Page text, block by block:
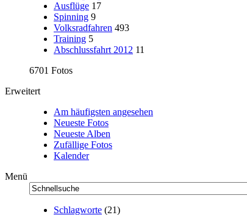
Ausflüge 17
Spinning 9
Volksradfahren 493
Training 5
Abschlussfahrt 2012 11
6701 Fotos
Erweitert
Am häufigsten angesehen
Neueste Fotos
Neueste Alben
Zufällige Fotos
Kalender
Menü
Schlagworte (21)